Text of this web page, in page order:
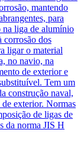
mantendo
para
na liga de alumínio
corrosão dos
ligar o material
no navio, na
de exterior e
Tem um
construção naval,
exterior. Normas
de ligas de
da norma JIS H